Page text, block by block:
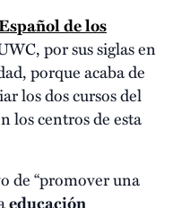
de los
por sus siglas en
porque acaba de
los dos cursos del
los centros de esta
de “promover una
educación